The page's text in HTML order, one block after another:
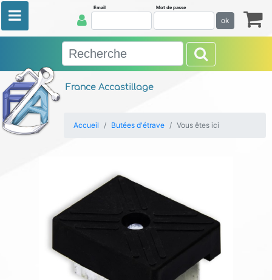
France Accastillage
Email Mot de passe
ok
Accueil Butées d'étrave Vous êtes ici